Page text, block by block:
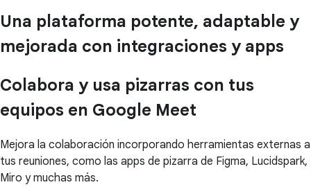
Una plataforma potente, adaptable y
mejorada con integraciones y apps
Colabora y usa pizarras con tus
equipos en Google Meet
Mejora la colaboración incorporando herramientas externas a
tus reuniones, como las apps de pizarra de Figma, Lucidspark,
Miro y muchas más.